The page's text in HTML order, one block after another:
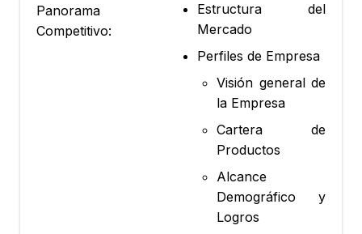
Panorama
Competitivo:
Estructura del
Mercado
Perfiles de Empresa
Visión general de
la Empresa
Cartera de
Productos
Alcance
Demográfico y
Logros